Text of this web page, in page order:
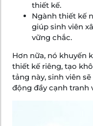
thiết kế.
Ngành thiết kế
giúp sinh viên
vững chắc.
Hơn nữa, nó khuyến
thiết kế riêng, tạo
tảng này, sinh viên
động đầy cạnh tranh